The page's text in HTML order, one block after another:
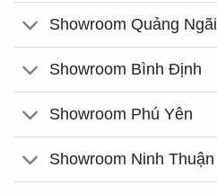
Showroom Quảng Ngãi
Showroom Bình Định
Showroom Phú Yên
Showroom Ninh Thuận